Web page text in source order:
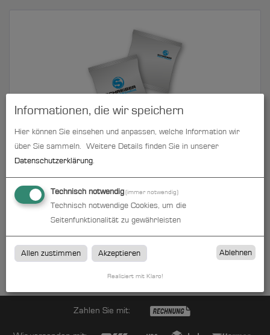
Zuckertüten 4 g | 5,5 cm x 6,0 cm | beidseitig bedruckt
zum Artikel
Zuckertüten von Schreiber Werbetechnik in Künzell/Kreis Fulda
Zahlen Sie mit:
Informationen, die wir speichern
Hier können Sie einsehen und anpassen, welche Information wir
über Sie sammeln.
Weitere Details finden Sie in unserer
Datenschutzerklärung.
Technisch notwendig (immer notwendig)
Technisch notwendige Cookies, um die
Seitenfunktionalität zu gewährleisten
Allen zustimmen Akzeptieren Ablehnen
Realisiert mit Klaro!